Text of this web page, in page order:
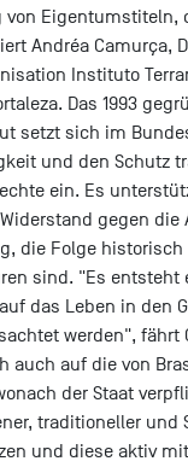
von Eigentumstiteln,
Andréa Camurça,
Instituto
Das 1993
setzt sich im
und den Schutz
ein. Es
gegen die
die Folge historisch
sind. "Es entsteht
das Leben in den
werden", fährt
auch auf die von
der Staat
traditioneller und
und diese aktiv